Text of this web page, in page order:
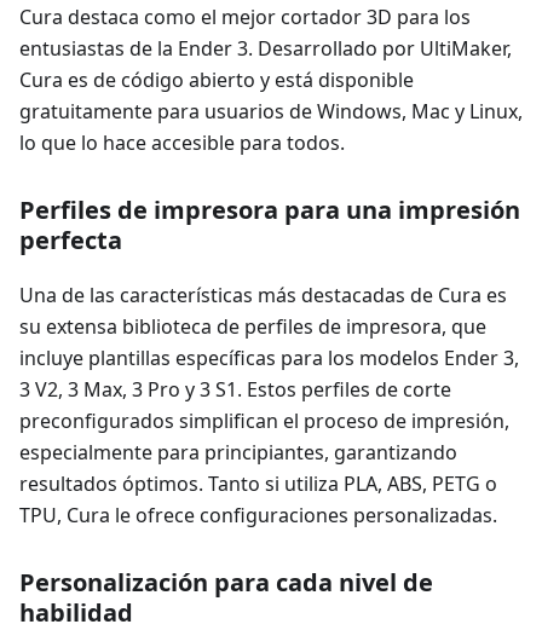
Cura destaca como el mejor cortador 3D para los
entusiastas de la Ender 3. Desarrollado por UltiMaker,
Cura es de código abierto y está disponible
gratuitamente para usuarios de Windows, Mac y Linux,
lo que lo hace accesible para todos.
Perfiles de impresora para una impresión
perfecta
Una de las características más destacadas de Cura es
su extensa biblioteca de perfiles de impresora, que
incluye plantillas específicas para los modelos Ender 3,
3 V2, 3 Max, 3 Pro y 3 S1. Estos perfiles de corte
preconfigurados simplifican el proceso de impresión,
especialmente para principiantes, garantizando
resultados óptimos. Tanto si utiliza PLA, ABS, PETG o
TPU, Cura le ofrece configuraciones personalizadas.
Personalización para cada nivel de
habilidad